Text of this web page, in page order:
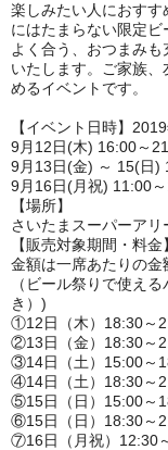
楽しみたい人におすす
にはたまらない限定
よく合う、おつまみ
いたします。ご家族
めるイベントです。
【イベント日時】
9月12日(木) 16:00～
9月13日(金) ～ 15(日)
9月16日(月祝) 11:00
【場所】
さいたまスーパーア
【販売対象期間・料金】
金額は一席あたりの金
（ビール祭りで使え
き）)
①12日（木）18:30～
②13日（金）18:30～
③14日（土）15:00～
④14日（土）18:30～
⑤15日（日）15:00～
⑥15日（日）18:30～
⑦16日（月祝）12:30